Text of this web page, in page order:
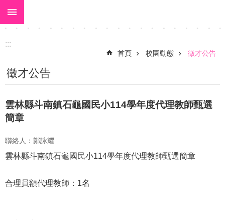
跳到主要內容區塊
:::
首頁 校園動態 徵才公告
徵才公告
雲林縣斗南鎮石龜國民小114學年度代理教師甄選
簡章
聯絡人：鄭詠耀
雲林縣斗南鎮石龜國民小114學年度代理教師甄選簡章
合理員額代理教師：1名